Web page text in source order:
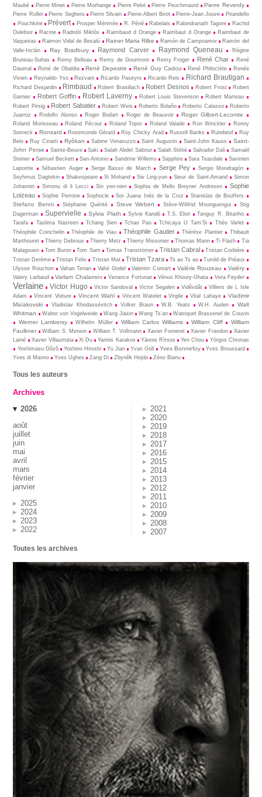
Maubé
Pierre Minet Pierre Morhange Pierre Pelot Pierre Peuchmaurd Pierre Reverdy
Pierre Roller Pierre Seghers Pierre Silvain Pierre-Albert Birot Pierre-Jean Jouve
Pirandello
Pouchkine
Prévert Prosper Mérimée R. Périé Rabelais Rabindranath Tagore
Rachid
Oulebsir
Racine Radnóti Miklós Raimbaud d Orange Raimbaut d Orange
Raimbaut de
Vaqueiras
Raimon Vidal de Besalú Rainer Maria Rilke Ramón de Campoamor
Ramón del
Valle-Inclán
Ray Bradbury Raymond Carver Raymond Queneau
Régine
Bruneau-Suhas
Remy Belleau Remy de Gourmont Remy Froger René Char
René
Daumal
René de Obaldia René Depestre René Guy Cadou René Philoctète
Renée
Vivien
Reynaldo Yso Rezvani Ricardo Paseyro Ricardo Reis Richard Brautigan
Richard Desjardin Rimbaud Robert Brasillach Robert Desnos Robert Frost
Robert
Garnier
Robert Goffin Robert Laverny Robert Louis Stevenson
Robert Marteau
Robert Pirsig
Robert Sabatier Robert Weis Roberto Bolaño Roberto Calasso
Roberto
Juarroz
Rodolfo Alonso Roger Bodart Roger de Beauvoir Roger Gilbert-Lecomte
Roland Morisseau Roland Pécout Roland Topor Roland Valade Ron Winckler
Ronny
Someck
Ronsard Rosemonde Gérard Roy Chicky Arad Russell Banks Rutebeuf
Ruy
Belo
Ruy Cinatti Ryôkan Sabine Venaruzzo Saint Augustin Saint-John Kauss
Saint-
John Perse
Sainte-Beuve Saki Salah Abdel Sabour Salah Stétié Salvador Dali
Samaël
Steiner
Samuel Beckett San-Antonio Sandrine Willems Sapphire Sara Teasdale
Savinien
Lapointe
Sébastien Auger Serge Basso de March Serge Pey
Sergio Mondragón
Seyhmus Dagtekin
Shakespeare Si Mohand Sie Ling-yun Sieur de Saint-Amand
Simon
Johannin
Simonu di li Lecci Sin yen-nien Sophia de Mello Breyner Andresen
Sophie
Loizeau
Sophie Perrone Sophocle Sor Juana Inés de la Cruz Stanislas de Bouffers
Stefano Benni Stéphanie Quérité Steve Webert Stève-Wilifrid Mounguengui
Stig
Dagerman
Supervielle Sylvia Plath Sylvie Kandé T.S. Eliot
Tanguy R. Bitariho
Tarafa
Taslima Nasreen Tchang Sien Tchao Pao Tchicaya U Tam’Si
Théo Varlet
Théophile Coinchelin
Théophile de Viau Théophile Gautier Thérèse Plantier
Thibault
Marthouret
Thierry Debroux Thierry Metz Thierry Missonier Thomas Mann Ti Flash
Tia
Malagouen
Tom Buron Tom Sam Tomas Tranströmer Tristan Cabral
Tristan Corbière
Tristan Derème
Tristan Felix Tristan Mat Tristan Tzara Ts ao Ts ao
Turold de Préaux
Ulysse Rouchon
Vahan Terian Vahé Godel Valentin Conrart Valérie Rouzeau Valéry
Valery Larbaud Varlam Chalamov Venance Fortunat Vénus Khoury-Ghata Vera Feyder
Verlaine Victor Hugo Victor Sandoval Victor Segalen Vidêvdât
Villiers de L Isle
Adam
Vincent Voiture Vincent Wahl Vincent Watelet Virgile Vital Lahaye
Vladimir
Maïakovski
Vladislav Khodassévitch Volker Braun W.B. Yeats W.H. Auden
Walt
Whitman
Walter von Vogelweide Wang Jiaxin Wang Ts’an Watriquet Brassenel de Couvin
Werner Lambersy Wilhelm Müller William Carlos Williams William Cliff
William
Faulkner
William S. Merwin William T. Vollmann Xavier Forneret Xavier Frandon
Xavier
Lainé
Xavier Villaurrutia Xi Du Yannis Karakos Yànnis Rìtsos Yen Chou
Yòrgos Chronas
Yoshimasu Gôzô
Yoshino Hiroshi Yu Jian Yvan Goll Yves Bonnefoy
Yves Broussard
Yves di Manno
Yves Ughes Zang Di Zbynĕk Hejda Zéno Bianu
Tous les auteurs
Archives
2026
août
juillet
juin
mai
avril
mars
février
janvier
2025
2024
2023
2022
2021
2020
2019
2018
2017
2016
2015
2014
2013
2012
2011
2010
2009
2008
2007
Toutes les archives